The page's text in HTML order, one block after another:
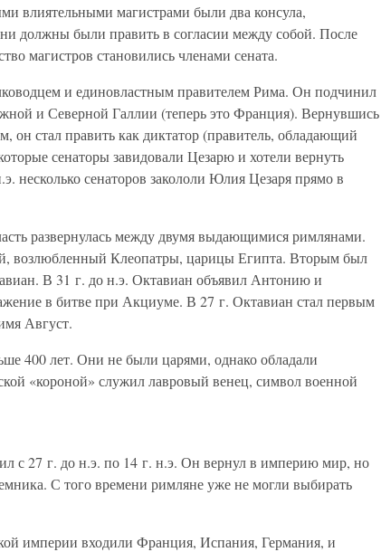
влиятельными магистрами были два консула,
должны были править в согласии между собой. После
магистров становились членами сената.
и единовластным правителем Рима. Он подчинил
и Северной Галлии (теперь это Франция). Вернувшись
он стал править как диктатор (правитель, обладающий
сенаторы завидовали Цезарю и хотели вернуть
несколько сенаторов закололи Юлия Цезаря прямо в
развернулась между двумя выдающимися римлянами.
возлюбленный Клеопатры, царицы Египта. Вторым был
В 31 г. до н.э. Октавиан объявил Антонию и
в битве при Акциуме. В 27 г. Октавиан стал первым
Август.
400 лет. Они не были царями, однако обладали
«короной» служил лавровый венец, символ военной
с 27 г. до н.э. по 14 г. н.э. Он вернул в империю мир, но
С того времени римляне уже не могли выбирать
империи входили Франция, Испания, Германия, и